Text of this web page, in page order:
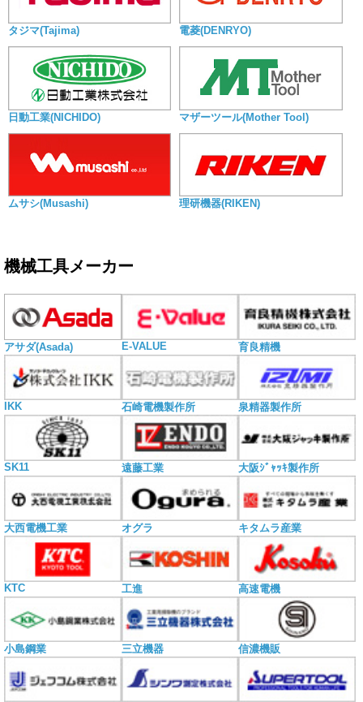
タジマ(Tajima) 電菱(DENRYO)
日動工業(NICHIDO) マザーツール(Mother Tool)
ムサシ(Musashi) 理研機器(RIKEN)
機械工具メーカー
アサダ(Asada) E-VALUE 育良精機
IKK 石崎電機製作所 泉精器製作所
SK11 遠藤工業 大阪ｼﾞｬｯｷ製作所
大西電機工業 オグラ キタムラ産業
KTC 工進 高速電機
小島鋼業 三立機器 信濃機販